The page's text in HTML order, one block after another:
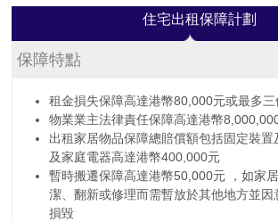
住宅出租保障計劃
保障特點
租金損失保障高達港幣80,000元或最多三
物業業主法律責任保障高達港幣
出租家居物品保障總賠償額包括固定裝置
及家庭電器高達港幣400,000元
暫時搬遷保障高達港幣50,000元 ，如家
潔、翻新或修理而需暫放於其他地方並因
損毀